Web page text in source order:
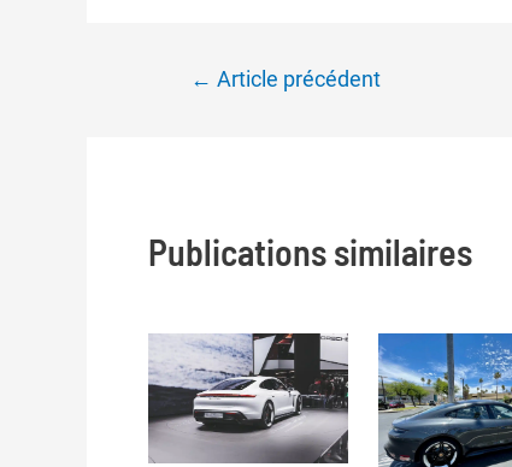
Navigation
← Article précédent
Publications similaires